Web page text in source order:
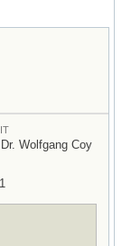
Wolfgang Coy